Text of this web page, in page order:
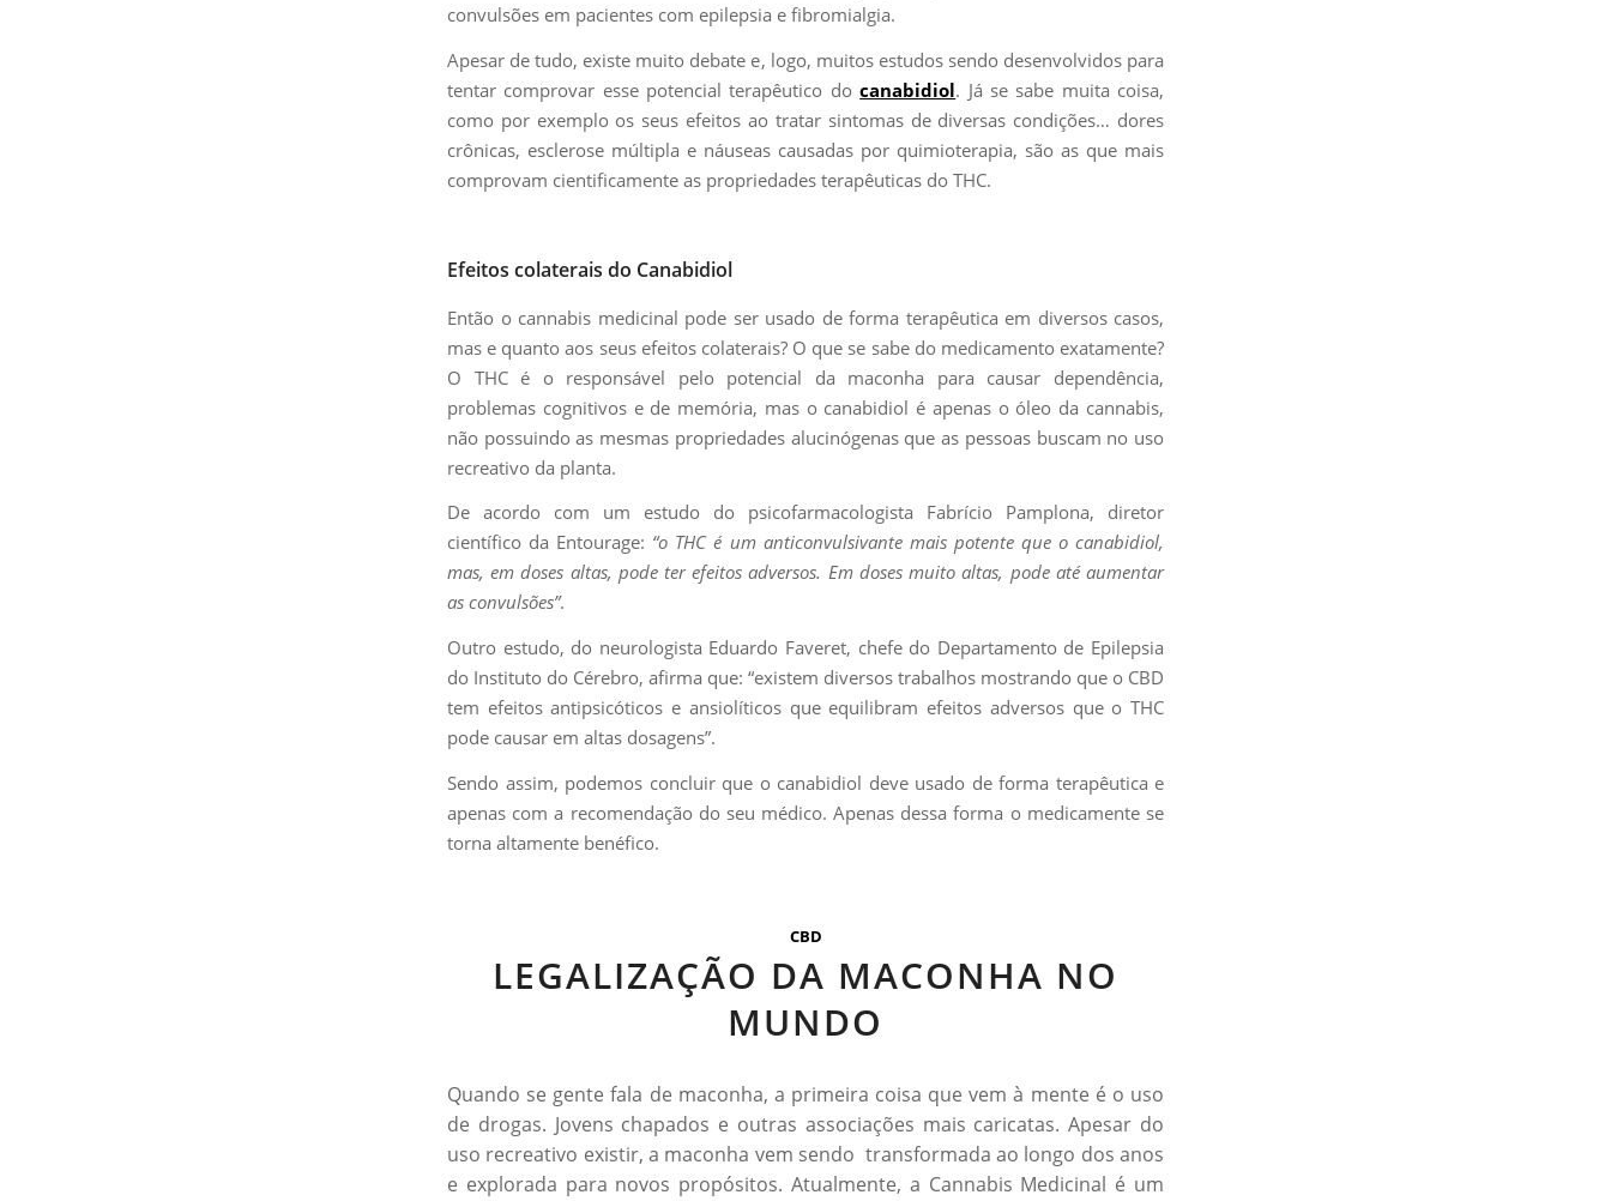
convulsões em pacientes com epilepsia e fibromialgia.
Apesar de tudo, existe muito debate e, logo, muitos estudos sendo desenvolvidos para
tentar comprovar esse potencial terapêutico docanabidiol. Já se sabe muita coisa,
como por exemplo os seus efeitos ao tratar sintomas de diversas condições… dores
crônicas, esclerose múltipla e náuseas causadas por quimioterapia, são as que mais
comprovam cientificamente as propriedades terapêuticas do THC.
Efeitos colaterais do Canabidiol
Então o cannabis medicinal pode ser usado de forma terapêutica em diversos casos,
mas e quanto aos seus efeitos colaterais? O que se sabe do medicamento exatamente?
O THC é o responsável pelo potencial da maconha para causar dependência,
problemas cognitivos e de memória, mas o canabidiol é apenas o óleo da cannabis,
não possuindo as mesmas propriedades alucinógenas que as pessoas buscam no uso
recreativo da planta.
De acordo com um estudo do psicofarmacologista Fabrício Pamplona, diretor
científico da Entourage: “o THC é um anticonvulsivante mais potente que o canabidiol,
mas, em doses altas, pode ter efeitos adversos. Em doses muito altas, pode até aumentar
as convulsões”.
Outro estudo, do neurologista Eduardo Faveret, chefe do Departamento de Epilepsia
do Instituto do Cérebro, afirma que: “existem diversos trabalhos mostrando que o CBD
tem efeitos antipsicóticos e ansiolíticos que equilibram efeitos adversos que o THC
pode causar em altas dosagens”.
Sendo assim, podemos concluir que o canabidiol deve usado de forma terapêutica e
apenas com a recomendação do seu médico. Apenas dessa forma o medicamente se
torna altamente benéfico.
CBD
LEGALIZAÇÃO DA MACONHA NO
MUNDO
Quando se gente fala de maconha, a primeira coisa que vem à mente é o uso
de drogas. Jovens chapados e outras associações mais caricatas. Apesar do
uso recreativo existir, a maconha vem sendo transformada ao longo dos anos
e explorada para novos propósitos. Atualmente, a Cannabis Medicinal é um